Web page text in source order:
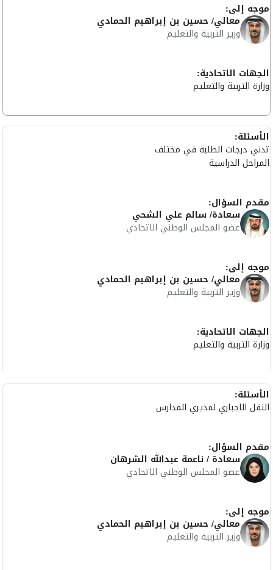
موجه إلى:
معالي/ حسين بن إبراهيم الحمادي
وزير التربية والتعليم
الجهات الاتحادية:
وزارة التربية والتعليم
الأسئلة:
تدني درجات الطلبة في مختلف
المراحل الدراسية
مقدم السؤال:
سعادة/ سالم علي الشحي
عضو المجلس الوطني الاتحادي
موجه إلى:
معالي/ حسين بن إبراهيم الحمادي
وزير التربية والتعليم
الجهات الاتحادية:
وزارة التربية والتعليم
الأسئلة:
النقل الاجباري لمديري المدارس
مقدم السؤال:
سعادة / ناعمة عبدالله الشرهان
عضو المجلس الوطني الاتحادي
موجه إلى:
معالي/ حسين بن إبراهيم الحمادي
وزير التربية والتعليم